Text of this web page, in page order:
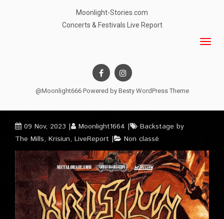
Moonlight-Stories.com
Concerts & Festivals Live Report
@Moonlight666 Powered by Besty WordPress Theme
09 Nov, 2023 Moonlight1664
Backstage by
The Mills, Krisiun, LiveReport Non classé